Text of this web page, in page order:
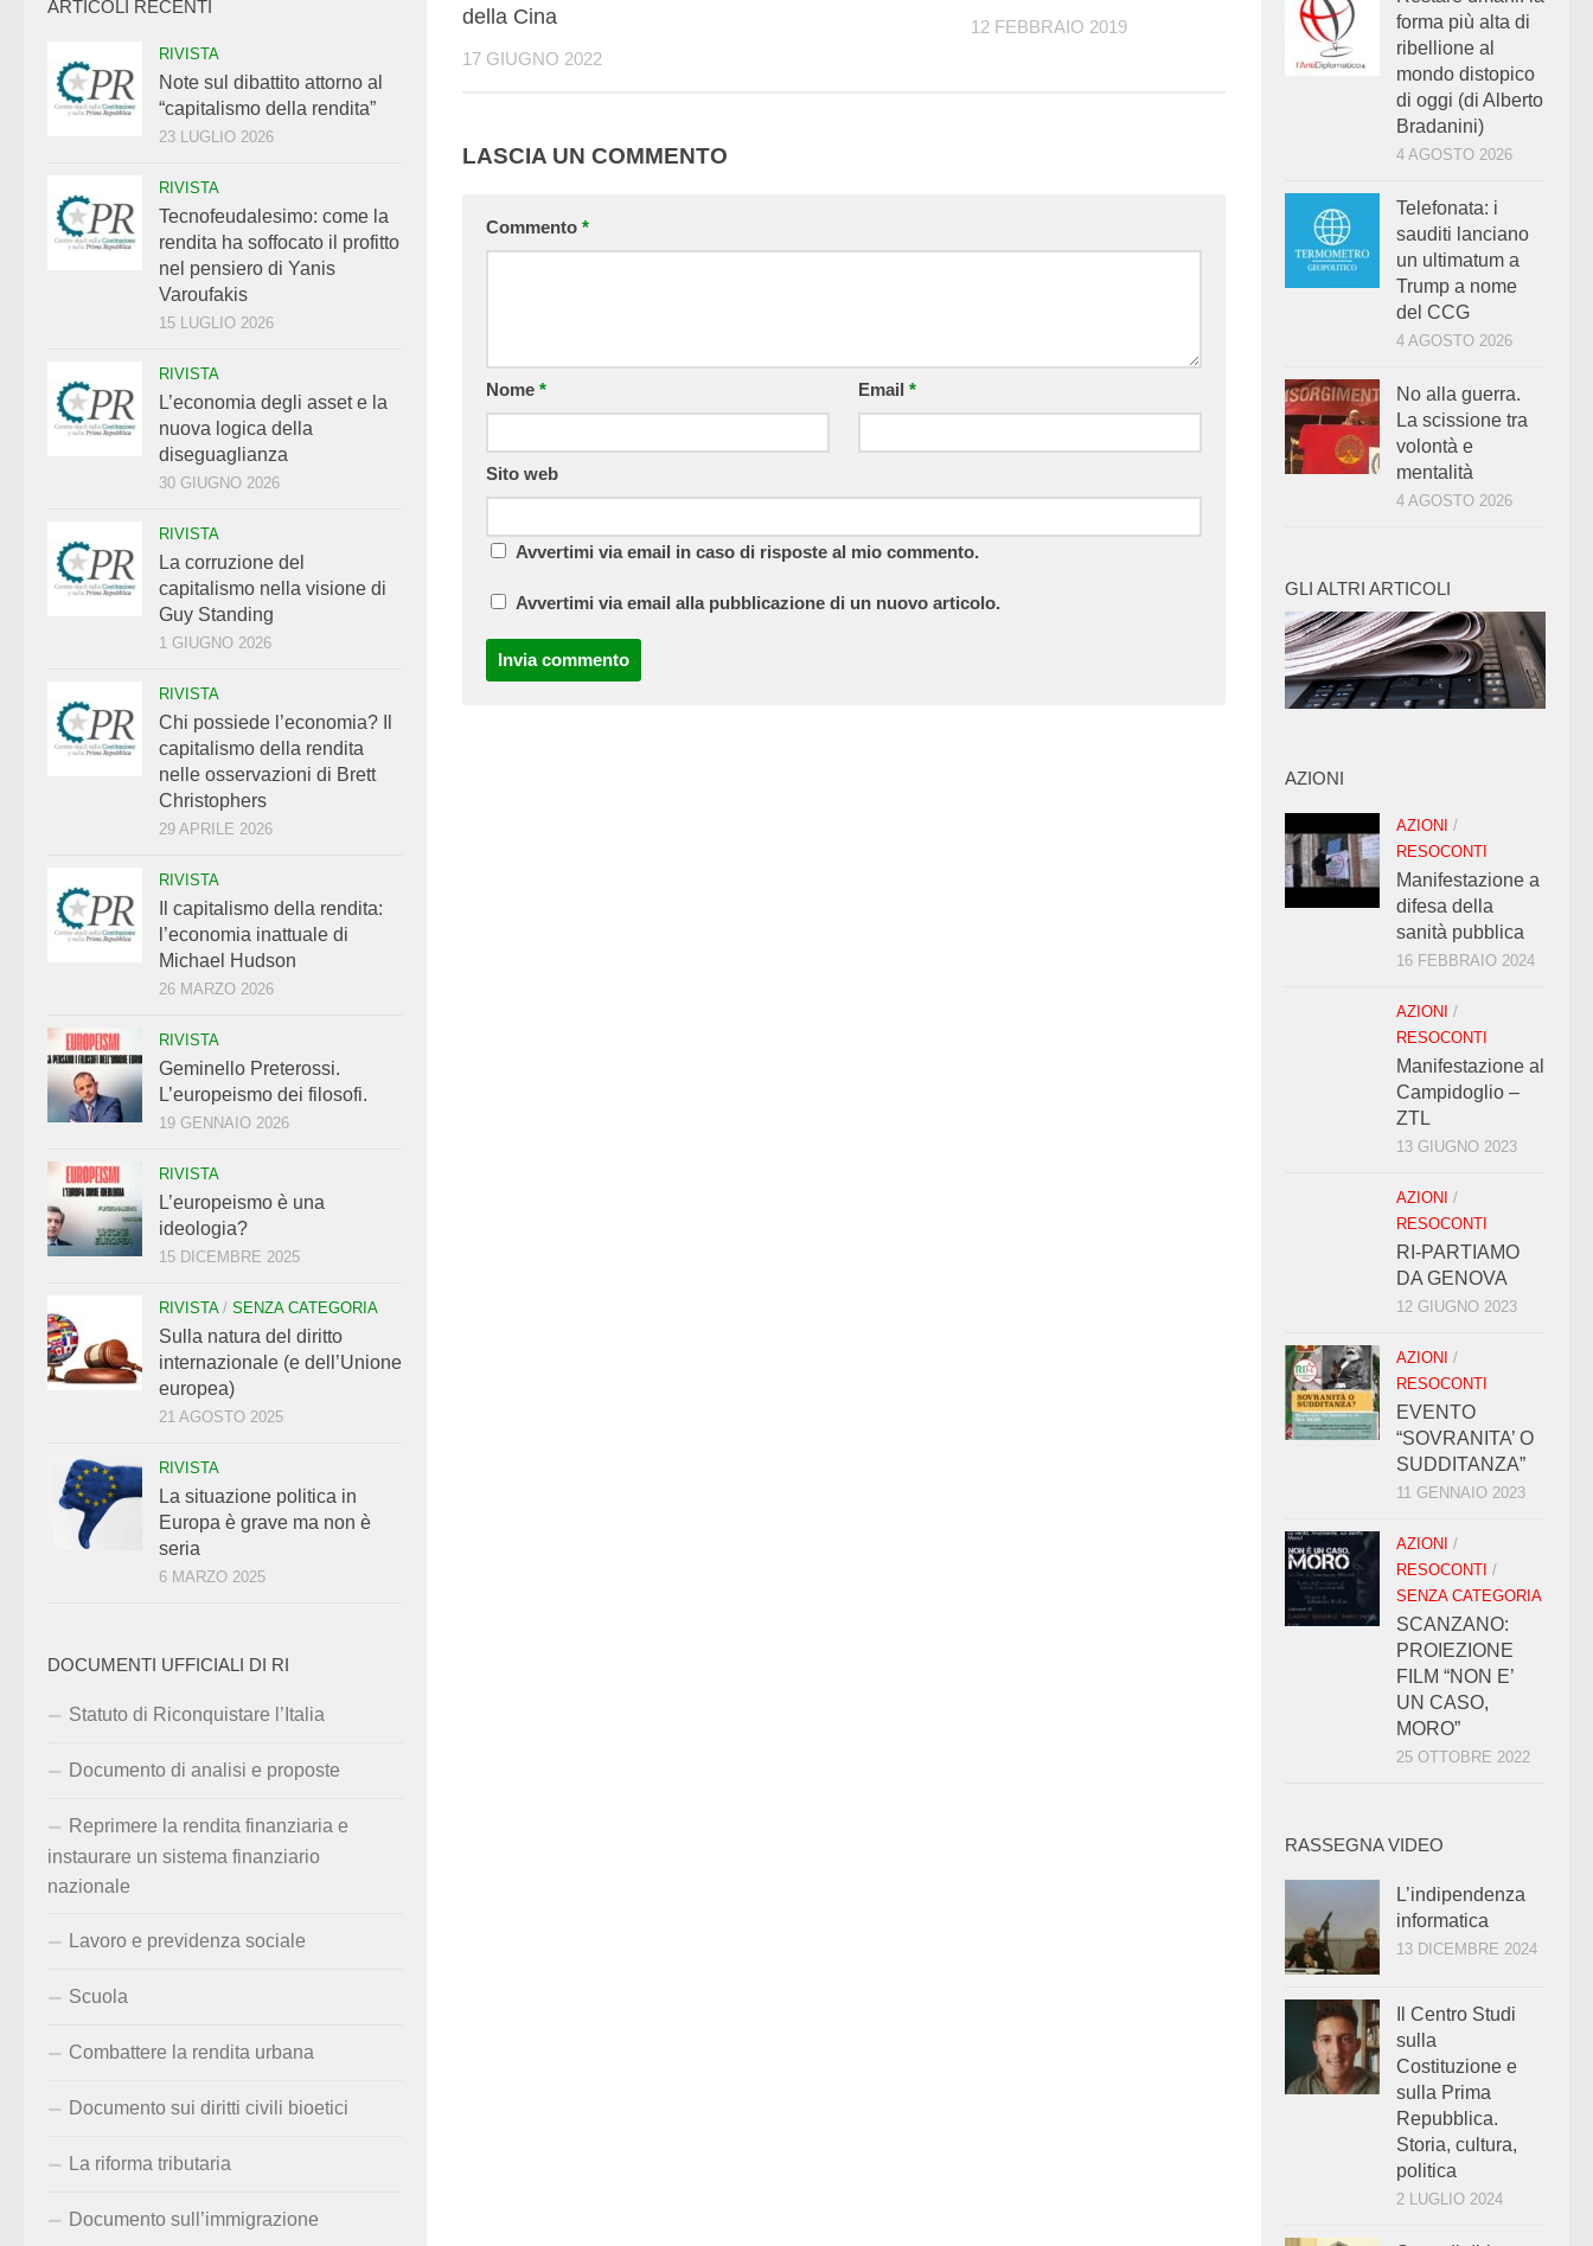
della Cina
17 GIUGNO 2022
12 FEBBRAIO 2019
LASCIA UN COMMENTO
Commento *
Nome * Email*
Sito web
Avvertimi via email in caso di risposte al mio commento.
Avvertimi via email alla pubblicazione di un nuovo articolo.
ARTICOLI RECENTI
RIVISTA
Note sul dibattito attorno al
“capitalismo della rendita”
23 LUGLIO 2026
RIVISTA
Tecnofeudalesimo: come la
rendita ha soffocato il profitto
nel pensiero di Yanis
Varoufakis
15 LUGLIO 2026
RIVISTA
L’economia degli asset e la
nuova logica della
diseguaglianza
30 GIUGNO 2026
RIVISTA
La corruzione del
capitalismo nella visione di
Guy Standing
1 GIUGNO 2026
RIVISTA
Chi possiede l’economia? Il
capitalismo della rendita
nelle osservazioni di Brett
Christophers
29 APRILE 2026
RIVISTA
Il capitalismo della rendita:
l’economia inattuale di
Michael Hudson
26 MARZO 2026
RIVISTA
Geminello Preterossi.
L’europeismo dei filosofi.
19 GENNAIO 2026
RIVISTA
L’europeismo è una
ideologia?
15 DICEMBRE 2025
RIVISTA/ SENZA CATEGORIA
Sulla natura del diritto
internazionale (e dell’Unione
europea)
21 AGOSTO 2025
RIVISTA
La situazione politica in
Europa è grave ma non è
seria
6 MARZO 2025
DOCUMENTI UFFICIALI DI RI
Statuto di Riconquistare l’Italia
Documento di analisi e proposte
Reprimere la rendita finanziaria e
instaurare un sistema finanziario
nazionale
Lavoro e previdenza sociale
Scuola
Combattere la rendita urbana
Documento sui diritti civili bioetici
La riforma tributaria
Documento sull’immigrazione
forma più alta di
ribellione al
mondo distopico
di oggi (di Alberto
Bradanini)
4 AGOSTO 2026
Telefonata: i
sauditi lanciano
un ultimatum a
Trump a nome
del CCG
4 AGOSTO 2026
No alla guerra.
La scissione tra
volontà e
mentalità
4 AGOSTO 2026
GLI ALTRI ARTICOLI
AZIONI
AZIONI /
RESOCONTI
Manifestazione a
difesa della
sanità pubblica
16 FEBBRAIO 2024
AZIONI /
RESOCONTI
Manifestazione al
Campidoglio –
ZTL
13 GIUGNO 2023
AZIONI /
RESOCONTI
RI-PARTIAMO
DA GENOVA
12 GIUGNO 2023
AZIONI /
RESOCONTI
EVENTO
“SOVRANITA’ O
SUDDITANZA”
11 GENNAIO 2023
AZIONI /
RESOCONTI /
SENZA CATEGORIA
SCANZANO:
PROIEZIONE
FILM “NON E’
UN CASO,
MORO”
25 OTTOBRE 2022
RASSEGNA VIDEO
L’indipendenza
informatica
13 DICEMBRE 2024
Il Centro Studi
sulla
Costituzione e
sulla Prima
Repubblica.
Storia, cultura,
politica
2 LUGLIO 2024